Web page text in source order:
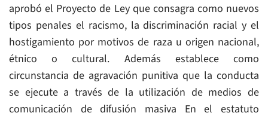
aprobó el Proyecto de Ley que consagra como nuevos
tipos penales el racismo, la discriminación racial y el
hostigamiento por motivos de raza u origen nacional,
étnico o cultural. Además establece como
circunstancia de agravación punitiva que la conducta
se ejecute a través de la utilización de medios de
comunicación de difusión masiva En el estatuto